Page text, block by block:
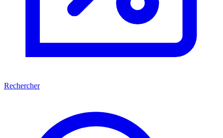
Rechercher